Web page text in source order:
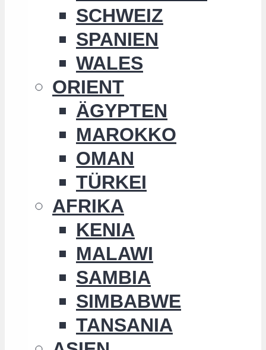
SCHWEIZ
SPANIEN
WALES
ORIENT
ÄGYPTEN
MAROKKO
OMAN
TÜRKEI
AFRIKA
KENIA
MALAWI
SAMBIA
SIMBABWE
TANSANIA